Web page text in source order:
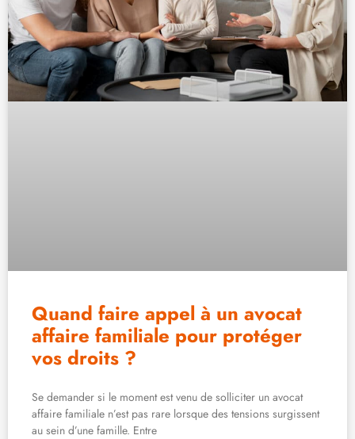
Quand faire appel à un avocat
affaire familiale pour protéger
vos droits ?
Se demander si le moment est venu de solliciter un avocat
affaire familiale n’est pas rare lorsque des tensions surgissent
au sein d’une famille. Entre